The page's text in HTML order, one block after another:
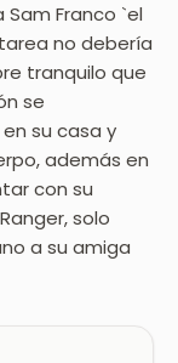
Franco `el
no debería
tranquilo que
se
su casa y
además en
con su
solo
a su amiga